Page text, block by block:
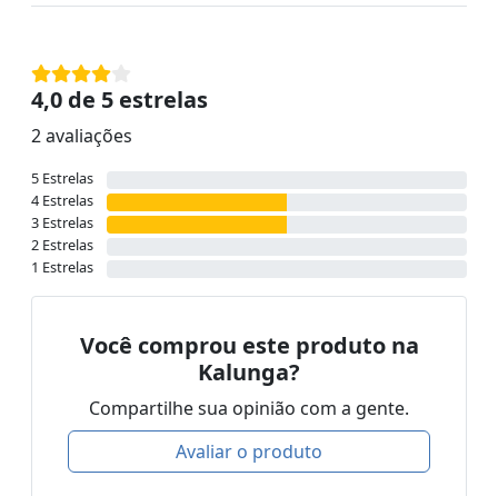
4,0 de 5 estrelas
2 avaliações
5 Estrelas
4 Estrelas
3 Estrelas
2 Estrelas
1 Estrelas
Você comprou este produto na
Kalunga?
Compartilhe sua opinião com a gente.
Avaliar o produto